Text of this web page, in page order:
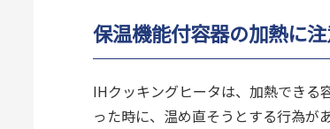
保温機能付容器の加熱に注
IHクッキングヒータは、加熱できる
った時に、温め直そうとする行為が